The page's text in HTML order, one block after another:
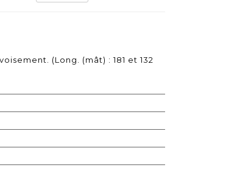
(Long. (mât) : 181 et 132